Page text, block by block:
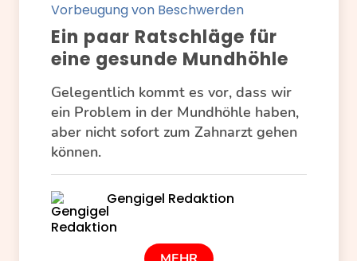
Vorbeugung von Beschwerden
Ein paar Ratschläge für
eine gesunde Mundhöhle
Gelegentlich kommt es vor, dass wir
ein Problem in der Mundhöhle haben,
aber nicht sofort zum Zahnarzt gehen
können.
Gengigel Redaktion